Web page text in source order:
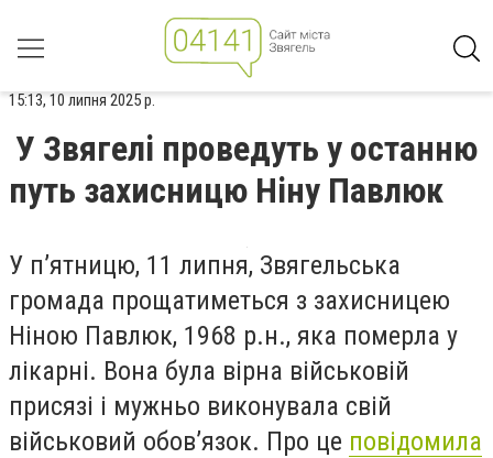
15:13, 10 липня 2025 р.
У Звягелі проведуть у останню
путь захисницю Ніну Павлюк
У п’ятницю, 11 липня, Звягельська
громада прощатиметься з захисницею
Ніною Павлюк, 1968 р.н., яка померла у
лікарні. Вона була вірна військовій
присязі і мужньо виконувала свій
військовий обов’язок. Про це повідомила